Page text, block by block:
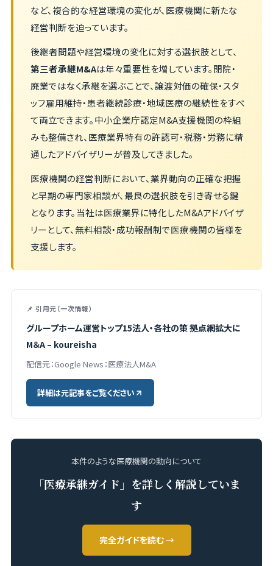
など、複合的な経営環境の変化が、医療機関に新たな
経営判断を迫っています。
後継者問題や経営環境の変化に対する選択肢として、
第三者承継M&Aは年々重要性を増しています。閉院・
廃業ではなく承継を選ぶことで、譲渡対価の確保・スタ
ッフ雇用維持・患者継続診療・地域医療の継続性をすべ
て両立できます。中小企業庁認定M&A支援機関の枠組
みも整備され、医療業界特有の許認可・税務・労務に精
通したアドバイザリーが普及してきました。
医療機関の経営判断において、業界動向の正確な把握
と早期の専門家相談が、最良の選択肢を引き寄せる鍵
となります。当社は医療業界に特化したM&Aアドバイザ
リーとして、無料相談・成功報酬制で医療機関の皆様を
支援します。
📌 引用元（一次情報）
グループホーム運営トップ15法人・各社の策 拠点網拡大に
M＆A – koureisha
配信元：Google News：医療法人M&A
詳細は元記事をご覧ください
本件のような医療機関の動向について
「医療承継ガイド」を詳しく解説していま
す
完全ガイドを読む →